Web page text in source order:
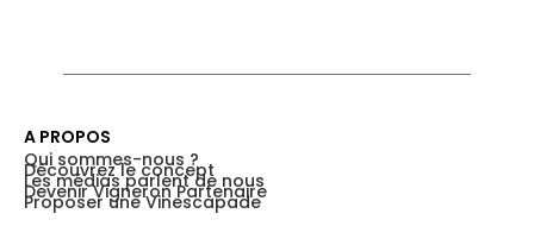
A PROPOS
Qui sommes-nous ?
Découvrez le concept
Les médias parlent de nous
Devenir Vigneron Partenaire
Proposer une Vinescapade